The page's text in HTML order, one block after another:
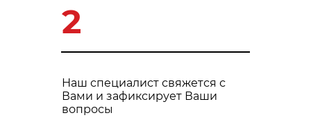
2
Наш специалист свяжется с
Вами и зафиксирует Ваши
вопросы